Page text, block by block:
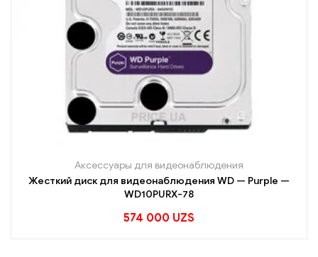
Аксессуары для видеонаблюдения
Жесткий диск для видеонаблюдения WD — Purple —
WD10PURX-78
574 000 UZS